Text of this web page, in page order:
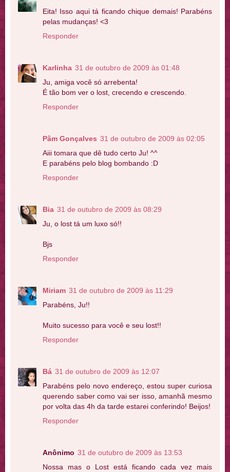
Eita! Isso aqui tá ficando chique demais! Parabéns
pelas mudanças! <3
Responder
Karlinha 31 de outubro de 2009 às 01:48
Ju, amiga você só arrebenta!
É tão bom ver o lost, crecendo e crescendo.
Responder
Pâm Gonçalves 31 de outubro de 2009 às 02:05
Aiii tomara que dê tudo certo Ju! ^^
E parabéns pelo blog bombando :D
Responder
Bia 31 de outubro de 2009 às 08:29
Ju, o lost tá um luxo só!!
Bjs
Responder
Miriam 31 de outubro de 2009 às 11:29
Parabéns, Ju!!
Muito sucesso para você e seu lost!!
Responder
Bá 31 de outubro de 2009 às 12:07
Parabéns pelo novo endereço, estou super curiosa
querendo saber como vai ser isso, amanhã mesmo
por volta das 4h da tarde estarei conferindo! Beijos!
Responder
Anônimo 31 de outubro de 2009 às 13:53
Nossa mas o Lost está ficando cada vez mais